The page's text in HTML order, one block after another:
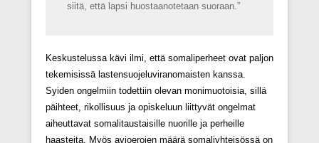
siitä, että lapsi huostaanotetaan suoraan.”
Keskustelussa kävi ilmi, että somaliperheet ovat paljon
tekemisissä lastensuojeluviranomaisten kanssa.
Syiden ongelmiin todettiin olevan monimuotoisia, sillä
päihteet, rikollisuus ja opiskeluun liittyvät ongelmat
aiheuttavat somalitaustaisille nuorille ja perheille
haasteita. Myös avioerojen määrä somaliyhteisössä on